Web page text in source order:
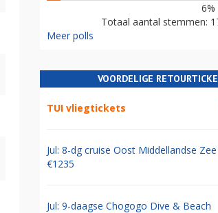
Totaal aantal stemmen:
Meer polls
VOORDELIGE
TUI vliegtickets
Jul: 8-dg cruise Oost Middellandse Zee
€1235
Jul: 9-daagse Chogogo Dive & Beach